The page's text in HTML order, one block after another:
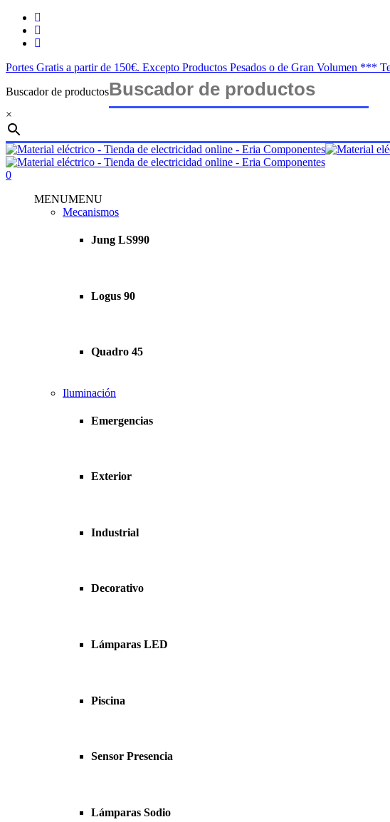
Saltar
contenido
twitter
facebook
instagram
Portes Gratis a partir de 150€. Excepto Productos Pesados o de Gran Volumen ***
Buscador de productos
×
Cerrar
búsqueda
buscar
account
0
MENUMENU
Mecanismos
Jung LS990
Logus 90
Quadro 45
Iluminación
Emergencias
Exterior
Industrial
Decorativo
Lámparas LED
Piscina
Sensor Presencia
Lámparas Sodio